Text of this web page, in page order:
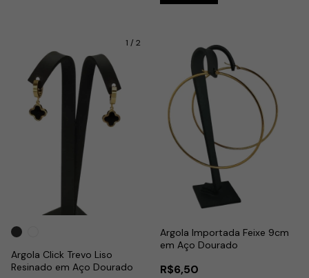
1 / 2
Argola Click Trevo Liso
Resinado em Aço Dourado
Argola Importada Feixe 9cm
em Aço Dourado
R$6,50